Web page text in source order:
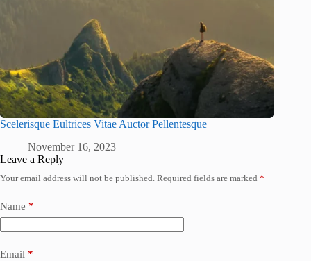
Scelerisque Eultrices Vitae Auctor Pellentesque
November 16, 2023
Leave a Reply
Your email address will not be published. Required fields are marked *
Name *
Email *